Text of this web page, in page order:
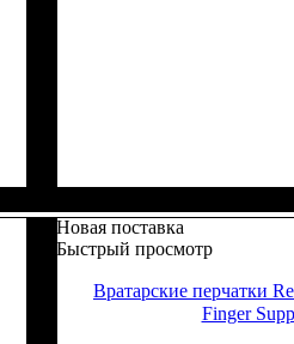
Новая поставка
Быстрый просмотр
Вратарские перчатки
Finger